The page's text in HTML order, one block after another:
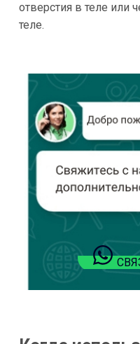
отверстия в теле или
теле.